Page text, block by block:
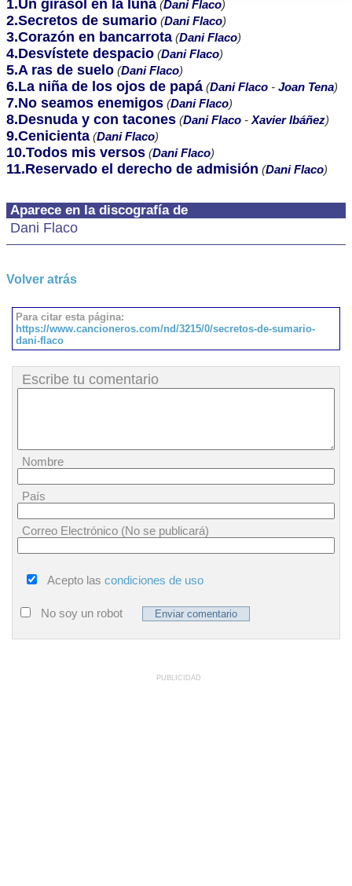
Aparece en la discografía de
Dani Flaco
1.Un girasol en la luna (Dani Flaco)
2.Secretos de sumario (Dani Flaco)
3.Corazón en bancarrota (Dani Flaco)
4.Desvístete despacio (Dani Flaco)
5.A ras de suelo (Dani Flaco)
6.La niña de los ojos de papá (Dani Flaco - Joan Tena)
7.No seamos enemigos (Dani Flaco)
8.Desnuda y con tacones (Dani Flaco - Xavier Ibáñez)
9.Cenicienta (Dani Flaco)
10.Todos mis versos (Dani Flaco)
11.Reservado el derecho de admisión (Dani Flaco)
Volver atrás
Para citar esta página:
https://www.cancioneros.com/nd/3215/0/secretos-de-sumario-
dani-flaco
Escribe tu comentario
Nombre
País
Correo Electrónico (No se publicará)
Acepto las condiciones de uso
No soy un robot
PUBLICIDAD